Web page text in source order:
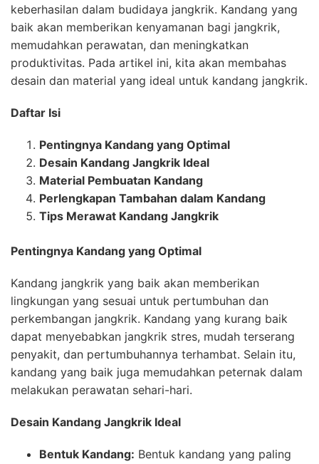
keberhasilan dalam budidaya jangkrik. Kandang yang
baik akan memberikan kenyamanan bagi jangkrik,
memudahkan perawatan, dan meningkatkan
produktivitas. Pada artikel ini, kita akan membahas
desain dan material yang ideal untuk kandang jangkrik.
Daftar Isi
Pentingnya Kandang yang Optimal
Desain Kandang Jangkrik Ideal
Material Pembuatan Kandang
Perlengkapan Tambahan dalam Kandang
Tips Merawat Kandang Jangkrik
Pentingnya Kandang yang Optimal
Kandang jangkrik yang baik akan memberikan
lingkungan yang sesuai untuk pertumbuhan dan
perkembangan jangkrik. Kandang yang kurang baik
dapat menyebabkan jangkrik stres, mudah terserang
penyakit, dan pertumbuhannya terhambat. Selain itu,
kandang yang baik juga memudahkan peternak dalam
melakukan perawatan sehari-hari.
Desain Kandang Jangkrik Ideal
Bentuk Kandang: Bentuk kandang yang paling